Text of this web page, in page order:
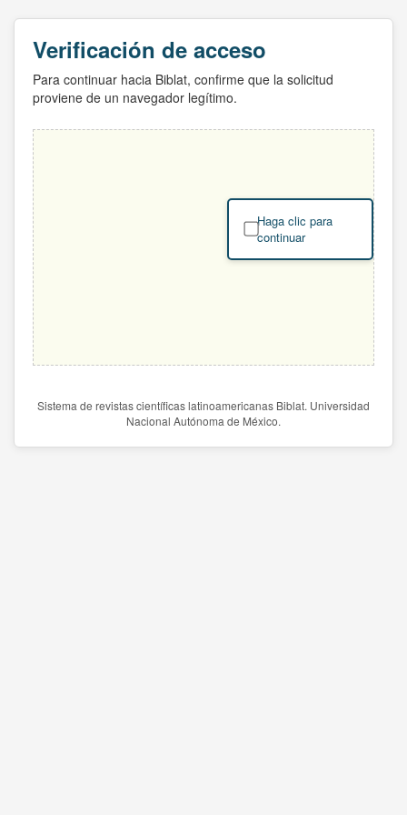
Verificación de acceso
Para continuar hacia Biblat, confirme que la solicitud
proviene de un navegador legítimo.
Haga clic para
continuar
Sistema de revistas científicas latinoamericanas Biblat. Universidad
Nacional Autónoma de México.